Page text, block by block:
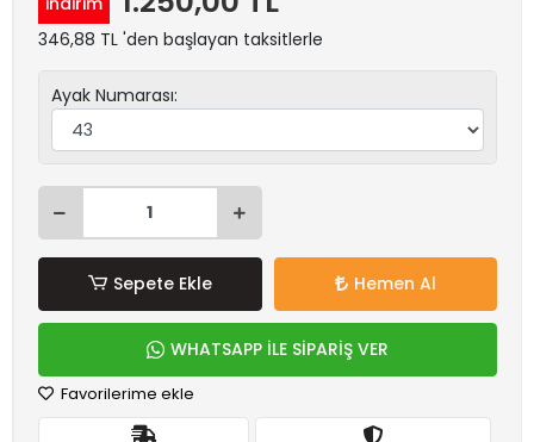
346,88 TL 'den başlayan taksitlerle
Ayak Numarası:
Sepete Ekle Hemen Al
WHATSAPP İLE SİPARİŞ VER
Favorilerime ekle